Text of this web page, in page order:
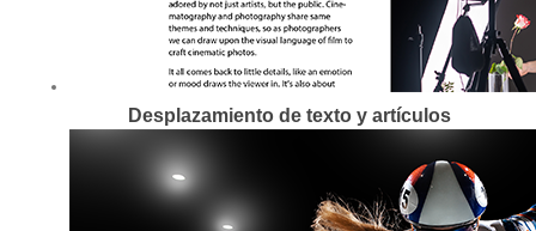
Desplazamiento de texto y artículos